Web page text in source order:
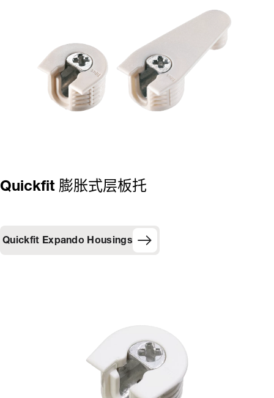
Quickfit 膨胀式层板托
Quickfit Expando Housings